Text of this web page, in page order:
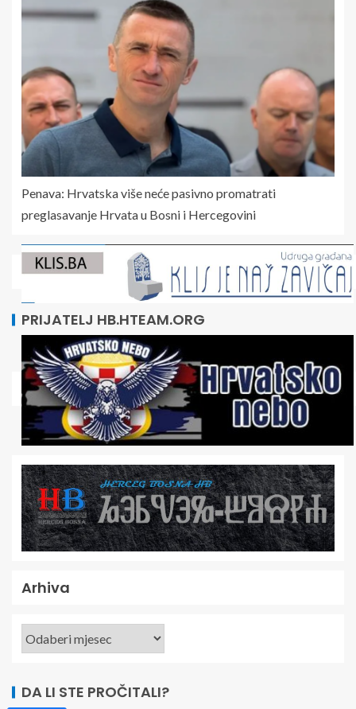
Penava: Hrvatska više neće pasivno promatrati
preglasavanje Hrvata u Bosni i Hercegovini
PRIJATELJ HB.HTEAM.ORG
Arhiva
DA LI STE PROČITALI?